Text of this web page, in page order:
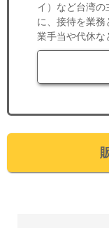
イ）など台湾
に、接待を業
業手当や代休な